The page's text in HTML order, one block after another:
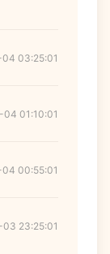
03:25:01
01:10:01
00:55:01
23:25:01